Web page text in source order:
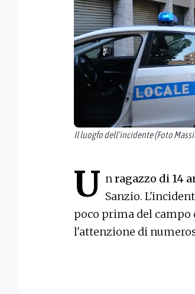
Il luogfo dell'incidente (Foto
U nragazzo di 14
Sanzio.
poco prima del campo
l'attenzione di